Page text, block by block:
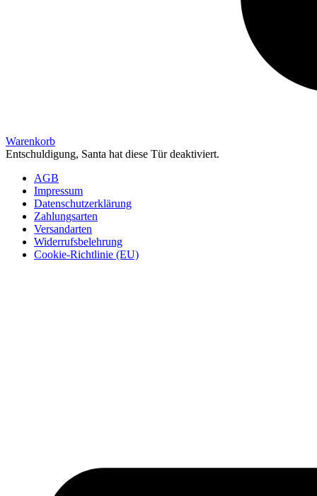
Warenkorb
Entschuldigung, Santa hat diese Tür deaktiviert.
AGB
Impressum
Datenschutzerklärung
Zahlungsarten
Versandarten
Widerrufsbelehrung
Cookie-Richtlinie (EU)